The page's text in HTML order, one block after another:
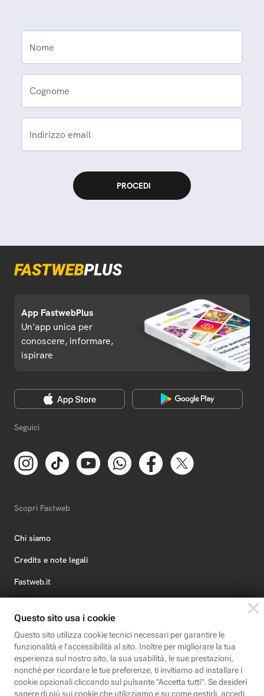
Nome
Cognome
Indirizzo email
App FastwebPlus
Un'app unica per
conoscere, informare,
ispirare
Seguici
Scopri Fastweb
Chi siamo
Credits e note legali
Fastweb.it
Fastweb Digital Academy
STEP FuturAbility District